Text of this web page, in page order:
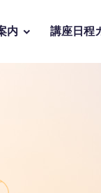
内 講座日程